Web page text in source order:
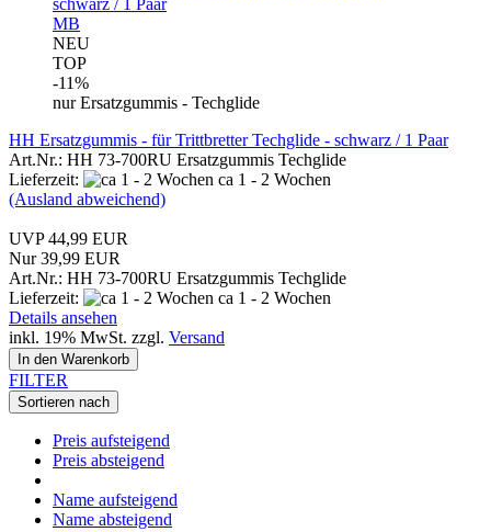
MB
NEU
TOP
-11%
nur Ersatzgummis - Techglide
HH Ersatzgummis - für Trittbretter Techglide - schwarz / 1 Paar
Art.Nr.: HH 73-700RU Ersatzgummis Techglide
Lieferzeit:
ca 1 - 2 Wochen
(Ausland abweichend)
UVP 44,99 EUR
Nur 39,99 EUR
Art.Nr.: HH 73-700RU Ersatzgummis Techglide
Lieferzeit:
ca 1 - 2 Wochen
Details ansehen
inkl. 19% MwSt. zzgl. Versand
In den Warenkorb
FILTER
Sortieren nach
Preis aufsteigend
Preis absteigend
Name aufsteigend
Name absteigend